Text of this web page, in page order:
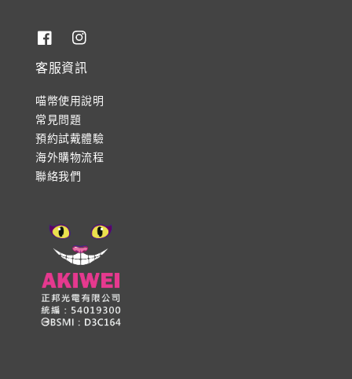
客服資訊
喵幣使用說明
常見問題
預約試戴體驗
海外購物流程
聯絡我們